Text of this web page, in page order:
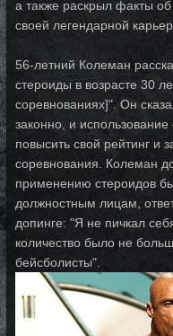
а также раскрыл факты
своей легендарной
56-летний Колеман
стероиды в возрасте 30
соревнованиях]". Он
законно, и
повысить свой рейтинг и
соревнования. Колеман
применению стероидов
должностным лицам,
допинге: "Я не пичкал
количество было не
бейсболисты".